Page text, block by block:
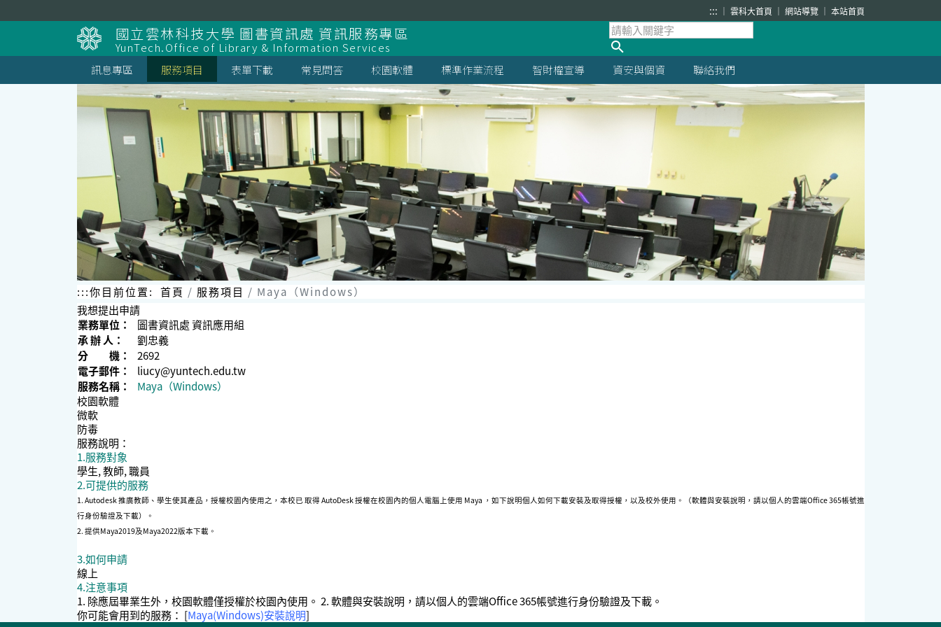
到
主
要
內
容
塊
::: 雲科大首頁 網站導覽 本站首頁
國立雲林科技大學 圖書資訊處 資訊服務專區
YunTech.Office of Library & Information Services
訊息專區
服務項目 表單下載 常見問答 校園軟體 標準作業流程 智財權宣導 資安與個資 聯絡我們
:::你目前位置: 首頁 服務項目
Maya（Windows）
我想提出申請
業務單位：
圖書資訊處 資訊應用組
承 辦 人：
劉忠義
分 機：
2692
電子郵件：
liucy@yuntech.edu.tw
服務名稱：
Maya（Windows）
校園軟體
微軟
防毒
服務說明：
1.服務對象
學生, 教師, 職員
2.可提供的服務
1. Autodesk 推廣教師、學生使其產品，授權校園內使用之，本校已 取得 AutoDesk 授權在校園內的個人電腦上使用 Maya ，如下說明個人如何下載安裝及取得授權，以及校外使用。（軟體與安裝說明，請以個人的雲端Office 365帳號進
行身份驗證及下載）。
2. 提供Maya2019及Maya2022版本下載。
3.如何申請
線上
4.注意事項
1. 除應屆畢業生外，校園軟體僅授權於校園內使用。 2. 軟體與安裝說明，請以個人的雲端Office 365帳號進行身份驗證及下載。
你可能會用到的服務： [Maya(Windows)安裝說明]